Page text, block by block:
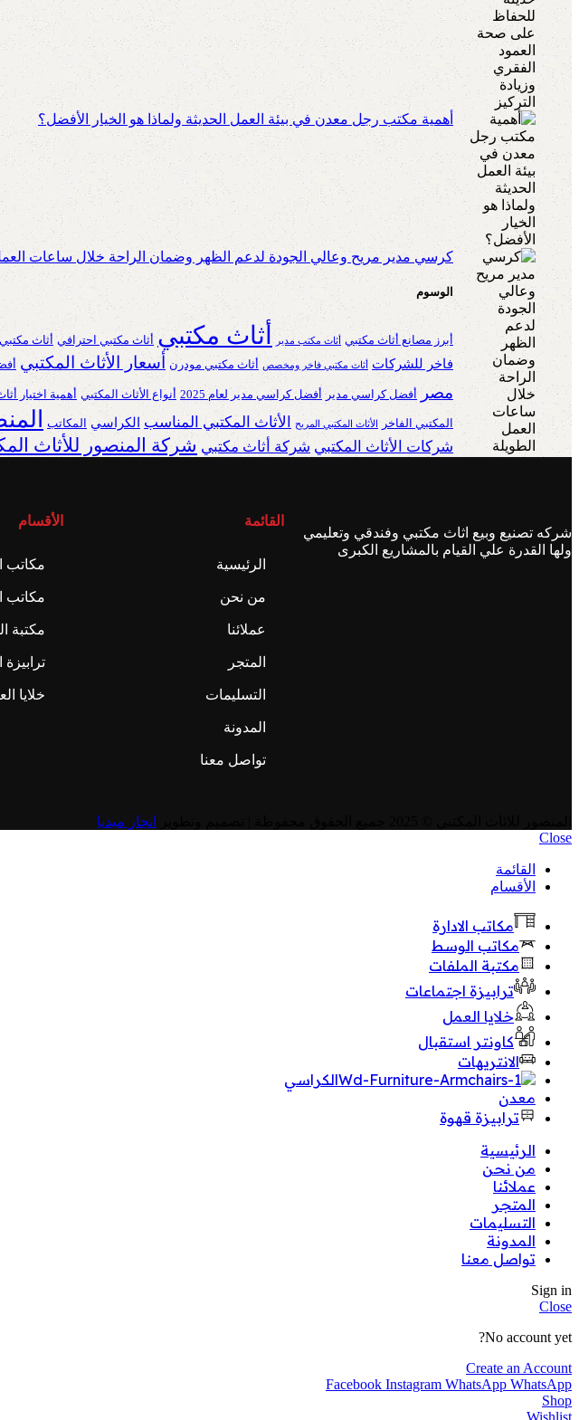
أهمية مكتب رجل معدن في بيئة العمل الحديثة ولماذا هو الخيار الأفضل؟
كرسي مدير مريح وعالي الجودة لدعم الظهر وضمان الراحة خلال ساعات
الوسوم
أبرز مصانع أثاث مكتبي أثاث مكتب مدير أثاث مكتبي أثاث مكتبي احترافي أثاث
فاخر للشركات
أثاث مكتبي فاخر ومخصص أثاث مكتبي مودرن أسعار الأثاث المكتبي
مصر
أفضل كراسي مدير أفضل كراسي مدير لعام 2025 أنواع الأثاث المكتبي أهمية اختيار
المكتبي الفاخر الأثاث المكتبي المريح الأثاث المكتبي المناسب الكراسي المكاتب
شركات الأثاث المكتبي شركة أثاث مكتبي شركة المنصور للأثاث
شركه تصنيع وبيع اثاث مكتبي وفندقي وتعليمي
ولها القدرة علي القيام بالمشاريع الكبرى
القائمة
الرئيسية
من نحن
عملائنا
المتجر
التسليمات
المدونة
تواصل معنا
الأقسام
مكاتب
مكاتب
مكتبة
خلايا
انجاز ميديا
Close
القائمة
الأقسام
مكاتب الادارة
مكاتب الوسط
مكتبة الملفات
ترابيزة اجتماعات
خلايا العمل
كاونتر استقبال
الانتريهات
الكراسي
معدن
ترابيزة قهوة
الرئيسية
من نحن
عملائنا
المتجر
التسليمات
المدونة
تواصل معنا
Sign in
Close
No account yet?
Create an Account
Facebook Instagram WhatsApp WhatsApp
Shop
Wishlist